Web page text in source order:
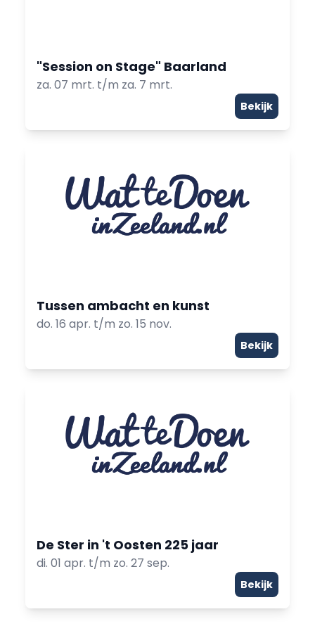
"Session on Stage" Baarland
za. 07 mrt. t/m za. 7 mrt.
Bekijk
Tussen ambacht en kunst
do. 16 apr. t/m zo. 15 nov.
Bekijk
De Ster in 't Oosten 225 jaar
di. 01 apr. t/m zo. 27 sep.
Bekijk